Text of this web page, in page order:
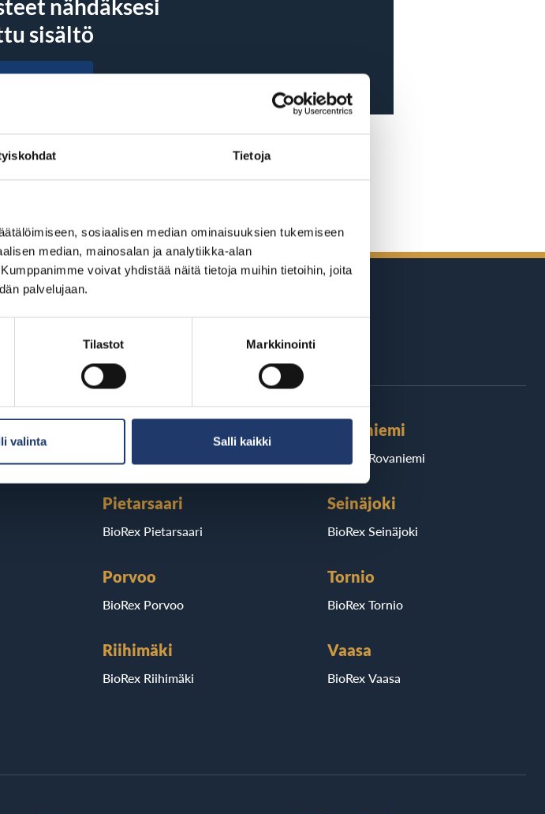
Tietoja
sosiaalisen median ominaisuuksien tukemiseen
median, mainosalan ja analytiikka-alan
voivat yhdistää näitä tietoja muihin tietoihin, joita
palvelujaan.
Tilastot Markkinointi
valinta Salli kaikki
nähdäksesi
sisältö
evästeet
elokuvateatteria ympäri Suomea
Pietarsaari
BioRex Pietarsaari
Porvoo
BioRex Porvoo
Riihimäki
BioRex Riihimäki
Rovaniemi
BioRex Rovaniemi
Seinäjoki
BioRex Seinäjoki
Tornio
BioRex Tornio
Vaasa
BioRex Vaasa